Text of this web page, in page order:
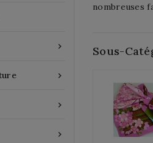




nombreuses
Sous-